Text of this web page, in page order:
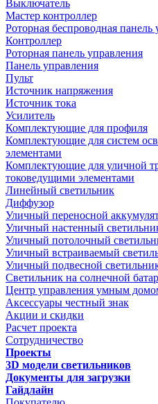
Выключатель
Мастер контроллер
Роторная беспроводная панель
Контроллер
Роторная панель управления
Панель управления
Пульт
Источник напряжения
Источник тока
Усилитель
Комплектующие для профиля
Комплектующие для систем
элементами
Комплектующие для уличной
токоведущими элементами
Линейный светильник
Диффузор
Уличный переносной
Уличный настенный
Уличный потолочный
Уличный встраиваемый
Уличный подвесной
Светильник на солнечной
Центр управления умным
Аксессуары честный знак
Акции и скидки
Расчет проекта
Сотрудничество
Проекты
3D модели светильников
Документы для загрузки
Гайдлайн